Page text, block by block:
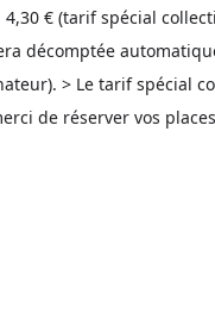
€ (tarif spécial
décomptée
> Le tarif spécial
de réserver vos